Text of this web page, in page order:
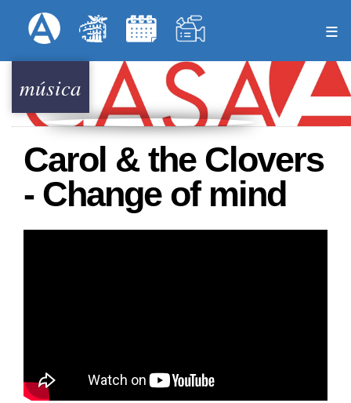
al
principal
Menú Superior
música
Carol & the Clovers
- Change of mind